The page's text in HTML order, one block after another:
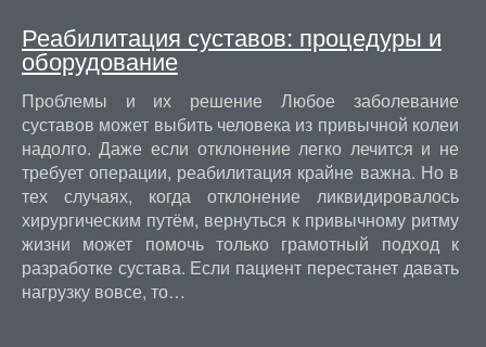
Реабилитация суставов: процедуры и
оборудование
Проблемы и их решение Любое заболевание
суставов может выбить человека из привычной колеи
надолго. Даже если отклонение легко лечится и не
требует операции, реабилитация крайне важна. Но в
тех случаях, когда отклонение ликвидировалось
хирургическим путём, вернуться к привычному ритму
жизни может помочь только грамотный подход к
разработке сустава. Если пациент перестанет давать
нагрузку вовсе, то…